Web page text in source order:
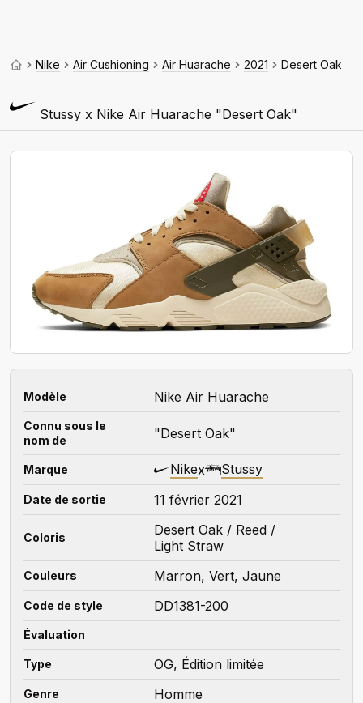
Nike Air Cushioning Air Huarache 2021 Desert Oak
Stussy x Nike Air Huarache "Desert Oak"
Modèle Nike Air Huarache
Connu sous le
nom de
"Desert Oak"
Marque Nikex Stussy
Date de sortie 11 février 2021
Coloris
Desert Oak / Reed /
Light Straw
Couleurs Marron, Vert, Jaune
Code de style DD1381-200
Évaluation
Type OG, Édition limitée
Genre Homme